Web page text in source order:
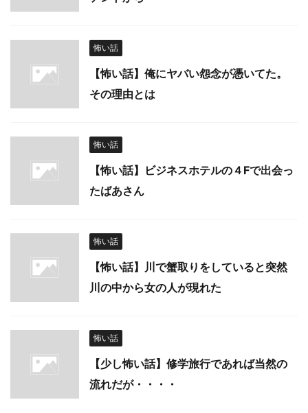
怖い話
【怖い話】俺にヤバい怨念が憑いてた。
その理由とは
怖い話
【怖い話】ビジネスホテルの４Fで出会っ
たばあさん
怖い話
【怖い話】川で蟹取りをしていると突然
川の中から女の人が現れた
怖い話
【少し怖い話】修学旅行であれば当然の
流れだが・・・・